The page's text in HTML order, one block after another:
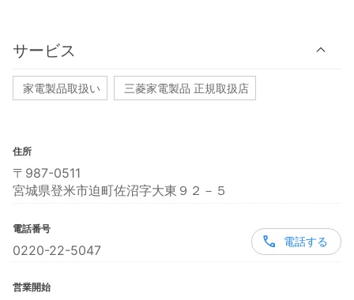
サービス
家電製品取扱い 三菱家電製品 正規取扱店
住所
〒987-0511
宮城県登米市迫町佐沼字大東９２－５
電話番号
0220-22-5047
電話する
営業開始